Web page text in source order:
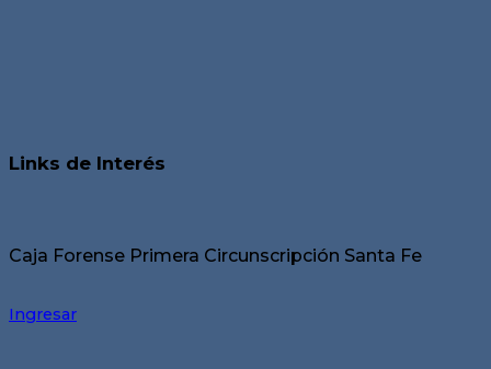
Links de Interés
Caja Forense Primera Circunscripción Santa Fe
Ingresar